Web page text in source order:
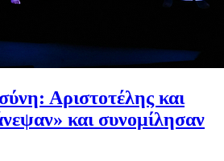
Αριστοτέλης και
και συνομίλησαν